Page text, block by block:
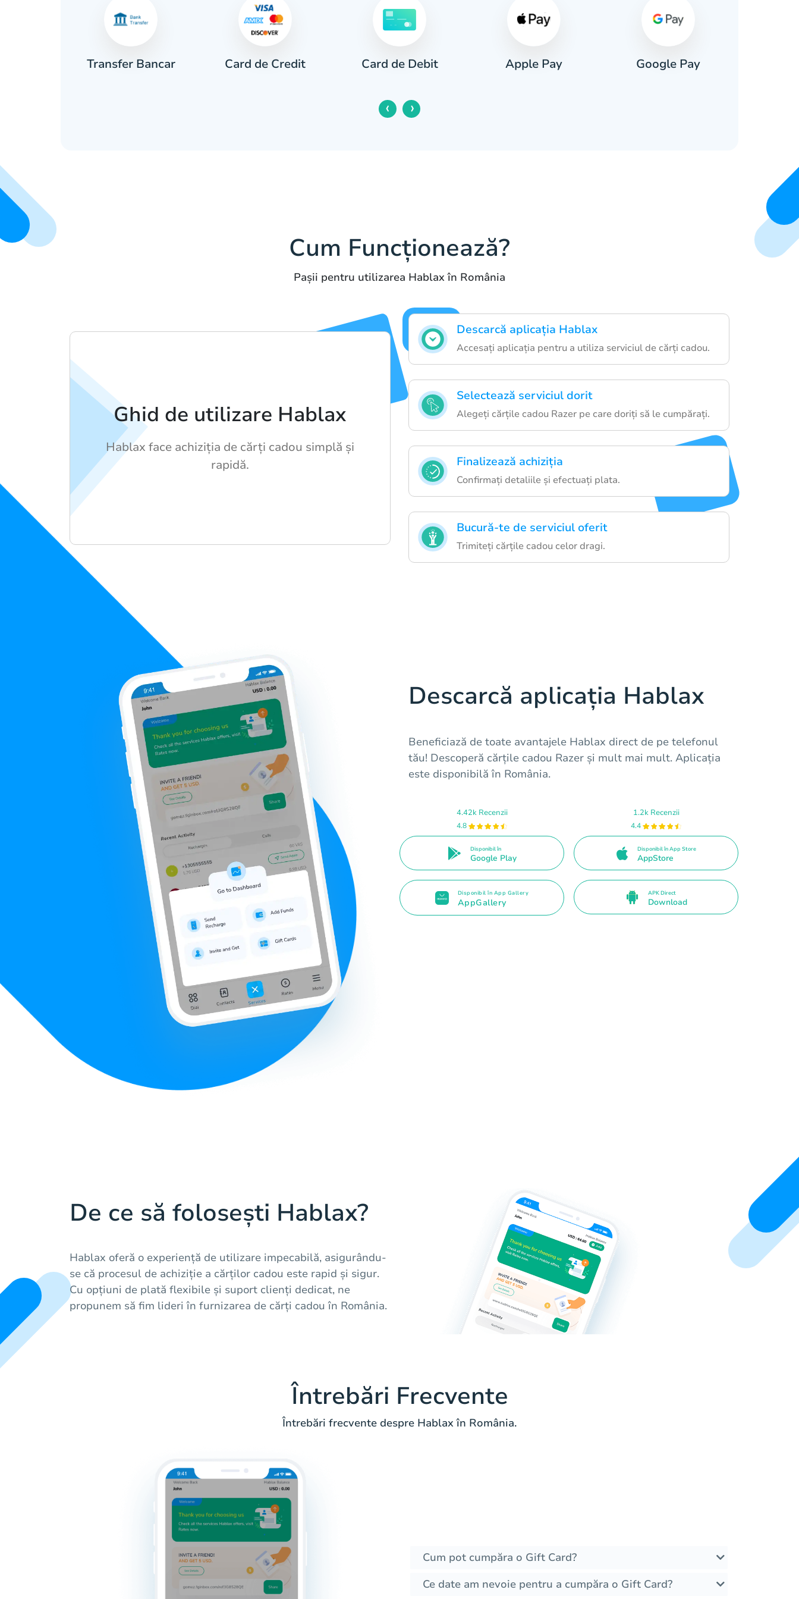
Transfer Bancar Card de Credit Card de Debit Apple Pay Google Pay
‹ ›
Cum Funcționează?
Pașii pentru utilizarea Hablax în România
Descarcă aplicația Hablax
Accesați aplicația pentru a utiliza serviciul de cărți cadou.
Selectează serviciul dorit
Alegeți cărțile cadou Razer pe care doriți să le cumpărați.
Finalizează achiziția
Confirmați detaliile și efectuați plata.
Bucură-te de serviciul oferit
Trimiteți cărțile cadou celor dragi.
Ghid de utilizare Hablax
Hablax face achiziția de cărți cadou simplă și
rapidă.
Descarcă aplicația Hablax
Beneficiază de toate avantajele Hablax direct de pe telefonul
tău! Descoperă cărțile cadou Razer și mult mai mult. Aplicația
este disponibilă în România.
4.42k Recenzii
4.8
Disponibil în
Google Play
1.2k Recenzii
4.4
Disponibil în App Store
AppStore
Disponibil în App Gallery
AppGallery
APK Direct
Download
De ce să folosești Hablax?
Hablax oferă o experiență de utilizare impecabilă, asigurându-
se că procesul de achiziție a cărților cadou este rapid și sigur.
Cu opțiuni de plată flexibile și suport clienți dedicat, ne
propunem să fim lideri în furnizarea de cărți cadou în România.
Întrebări Frecvente
Întrebări frecvente despre Hablax în România.
Cum pot cumpăra o Gift Card?
Ce date am nevoie pentru a cumpăra o Gift Card?